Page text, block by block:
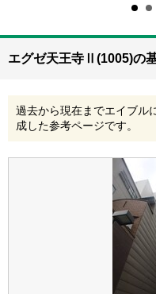
エグゼ天王寺Ⅱ(1005)の
過去から現在までエイブル
成した参考ページです。